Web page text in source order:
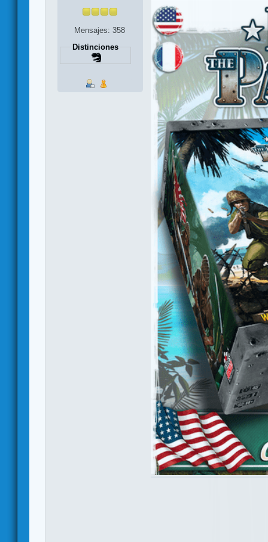
Mensajes: 358
Distinciones